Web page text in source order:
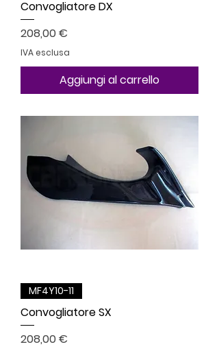
Convogliatore DX
Prezzo
208,00 €
IVA esclusa
Aggiungi al carrello
MF4Y10-11
Convogliatore SX
Prezzo
208,00 €